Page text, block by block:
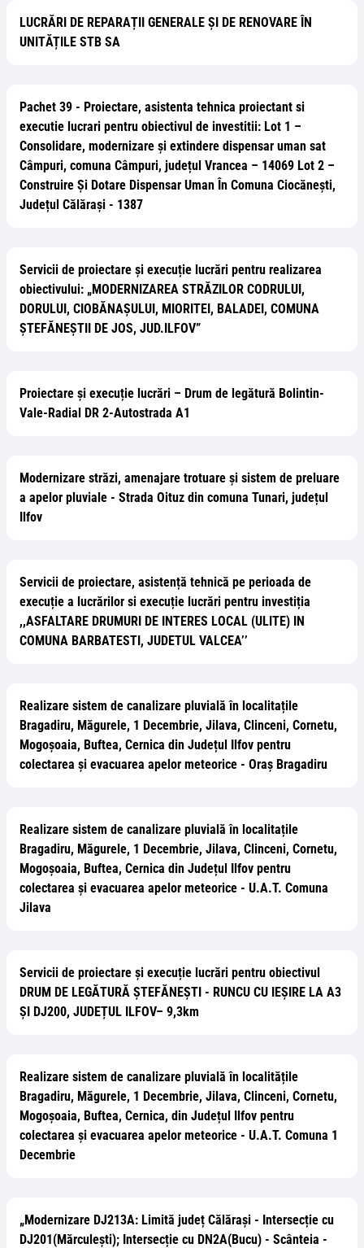
LUCRĂRI DE REPARAȚII GENERALE ȘI DE RENOVARE ÎN
UNITĂȚILE STB SA
Pachet 39 - Proiectare, asistenta tehnica proiectant si
executie lucrari pentru obiectivul de investitii: Lot 1 –
Consolidare, modernizare și extindere dispensar uman sat
Câmpuri, comuna Câmpuri, județul Vrancea – 14069 Lot 2 –
Construire Și Dotare Dispensar Uman În Comuna Ciocănești,
Județul Călărași - 1387
Servicii de proiectare și execuție lucrări pentru realizarea
obiectivului: „MODERNIZAREA STRĂZILOR CODRULUI,
DORULUI, CIOBĂNAȘULUI, MIORITEI, BALADEI, COMUNA
ȘTEFĂNEȘTII DE JOS, JUD.ILFOV”
Proiectare și execuție lucrări – Drum de legătură Bolintin-
Vale-Radial DR 2-Autostrada A1
Modernizare străzi, amenajare trotuare și sistem de preluare
a apelor pluviale - Strada Oituz din comuna Tunari, județul
Ilfov
Servicii de proiectare, asistență tehnică pe perioada de
execuție a lucrărilor si execuție lucrări pentru investiția
,,ASFALTARE DRUMURI DE INTERES LOCAL (ULITE) IN
COMUNA BARBATESTI, JUDETUL VALCEA’’
Realizare sistem de canalizare pluvială în localitațile
Bragadiru, Măgurele, 1 Decembrie, Jilava, Clinceni, Cornetu,
Mogoșoaia, Buftea, Cernica din Județul Ilfov pentru
colectarea și evacuarea apelor meteorice - Oraș Bragadiru
Realizare sistem de canalizare pluvială în localitațile
Bragadiru, Măgurele, 1 Decembrie, Jilava, Clinceni, Cornetu,
Mogoșoaia, Buftea, Cernica din Județul Ilfov pentru
colectarea și evacuarea apelor meteorice - U.A.T. Comuna
Jilava
Servicii de proiectare și execuție lucrări pentru obiectivul
DRUM DE LEGĂTURĂ ȘTEFĂNEȘTI - RUNCU CU IEȘIRE LA A3
ȘI DJ200, JUDEȚUL ILFOV– 9,3km
Realizare sistem de canalizare pluvială în localitățile
Bragadiru, Măgurele, 1 Decembrie, Jilava, Clinceni, Cornetu,
Mogoșoaia, Buftea, Cernica, din Județul Ilfov pentru
colectarea și evacuarea apelor meteorice - U.A.T. Comuna 1
Decembrie
„Modernizare DJ213A: Limită județ Călărași - Intersecție cu
DJ201(Mărculești); Intersecție cu DN2A(Bucu) - Scânteia -